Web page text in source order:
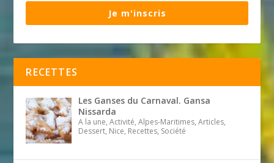
Je m'inscris
RECETTES
Les Ganses du Carnaval. Gansa
Nissarda
A la une, Activité, Alpes-Maritimes, Articles,
Dessert, Nice, Recettes, Société